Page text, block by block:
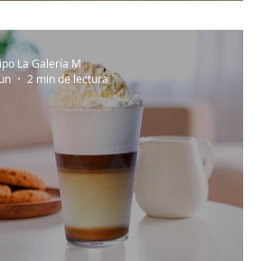
La Galería M
2 min de lectura